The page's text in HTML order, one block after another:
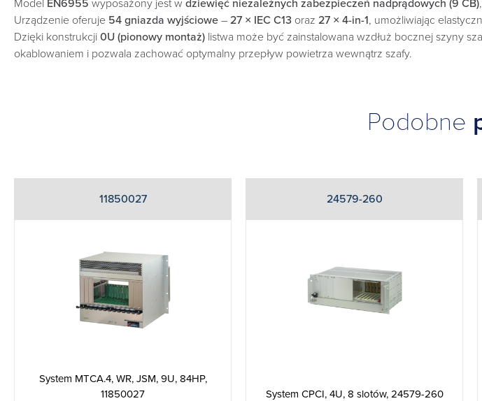
Model EN6955 wyposażony jest w dziewięć niezależnych zabezpieczeń nadprądowych (9 CB)
Urządzenie oferuje 54 gniazda wyjściowe – 27 × IEC C13 oraz 27 × 4-in-1, umożliwiając
Dzięki konstrukcji 0U (pionowy montaż) listwa może być zainstalowana wzdłuż bocznej szyny
okablowaniem i pozwala zachować optymalny przepływ powietrza wewnątrz szafy.
Podobne
11850027
System MTCA.4, WR, JSM, 9U, 84HP,
11850027
24579-260
System CPCI, 4U, 8 slotów, 24579-260